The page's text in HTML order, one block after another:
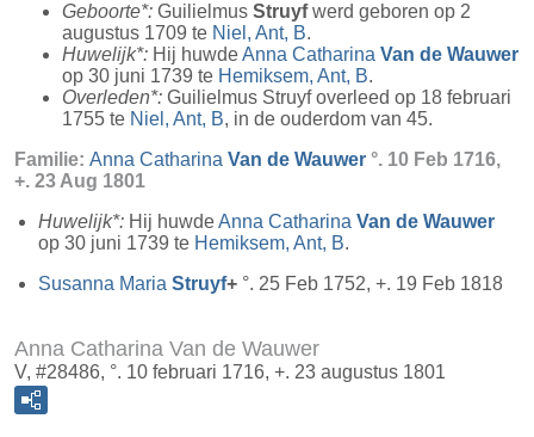
Geboorte*: Guilielmus Struyfwerd geboren op 2
augustus 1709 te Niel, Ant, B.
Huwelijk*: Hij huwdeAnna Catharina Van de Wauwer
op 30 juni 1739 te Hemiksem, Ant, B.
Overleden*: Guilielmus Struyf overleed op 18 februari
1755 te Niel, Ant, B, in de ouderdom van 45.
Familie: Anna Catharina Van de Wauwer °. 10 Feb 1716,
+. 23 Aug 1801
Huwelijk*: Hij huwdeAnna Catharina Van de Wauwer
op 30 juni 1739 te Hemiksem, Ant, B.
Susanna Maria Struyf+ °. 25 Feb 1752, +. 19 Feb 1818
Anna Catharina Van de Wauwer
V, #28486, °. 10 februari 1716, +. 23 augustus 1801